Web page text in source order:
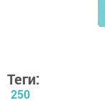
Теги:
250